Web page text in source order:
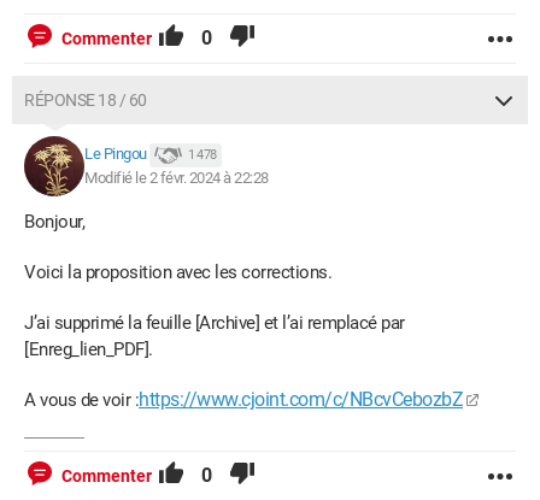
Commenter 0
RÉPONSE 18 / 60
Le Pingou 1 478
Modifié le 2 févr. 2024 à 22:28
Bonjour,
Voici la proposition avec les corrections.
J’ai supprimé la feuille [Archive] et l’ai remplacé par
[Enreg_lien_PDF].
A vous de voir :https://www.cjoint.com/c/NBcvCebozbZ
Commenter 0